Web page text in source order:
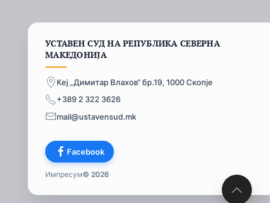
УСТАВЕН СУД НА РЕПУБЛИКА СЕВЕРНА
МАКЕДОНИЈА
Кеј „Димитар Влахов“ бр.19, 1000 Скопје
+389 2 322 3626
mail@ustavensud.mk
Facebook
Импресум© 2026